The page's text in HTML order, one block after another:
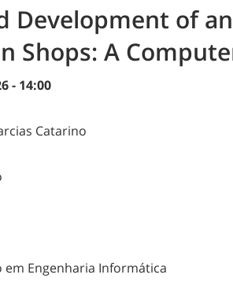
Development of
Shops: A
- 14:00
Catarino
Engenharia Informática